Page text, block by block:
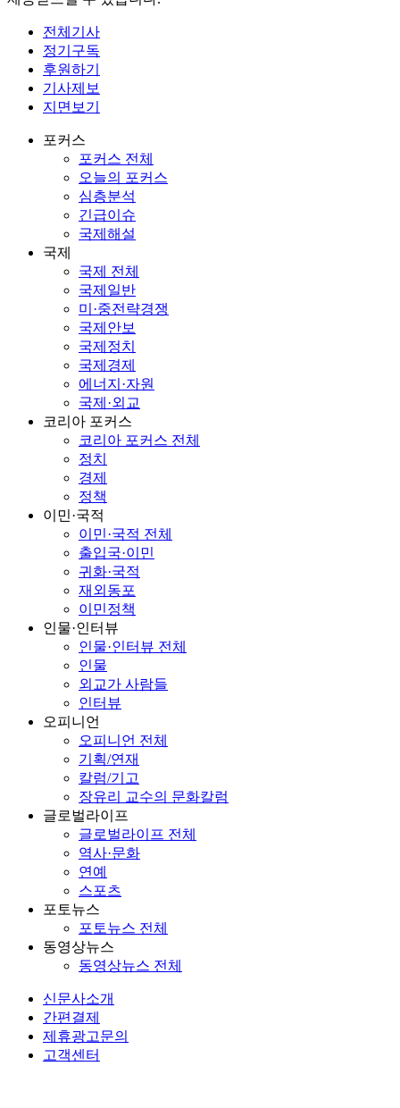
전체기사
정기구독
후원하기
기사제보
지면보기
포커스
포커스 전체
오늘의 포커스
심층분석
긴급이슈
국제해설
국제
국제 전체
국제일반
미·중전략경쟁
국제안보
국제정치
국제경제
에너지·자원
국제·외교
코리아 포커스
코리아 포커스 전체
정치
경제
정책
이민·국적
이민·국적 전체
출입국·이민
귀화·국적
재외동포
이민정책
인물·인터뷰
인물·인터뷰 전체
인물
외교가 사람들
인터뷰
오피니언
오피니언 전체
기획/연재
칼럼/기고
장유리 교수의 문화칼럼
글로벌라이프
글로벌라이프 전체
역사·문화
연예
스포츠
포토뉴스
포토뉴스 전체
동영상뉴스
동영상뉴스 전체
신문사소개
간편결제
제휴광고문의
고객센터